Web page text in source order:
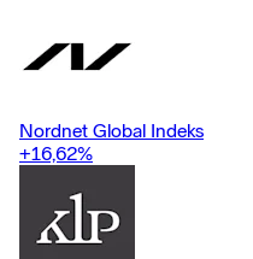
Nordnet Global Indeks
+16,62%